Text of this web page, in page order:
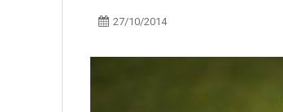
27/10/2014